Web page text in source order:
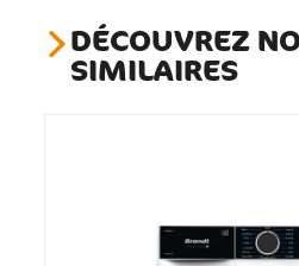
DÉCOUVREZ
SIMILAIRES